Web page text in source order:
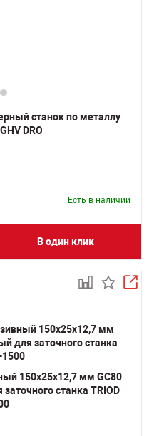
станок по металлу
DRO
Есть в наличии
В один клик
150х25х12,7 мм GC80
станка TRIOD